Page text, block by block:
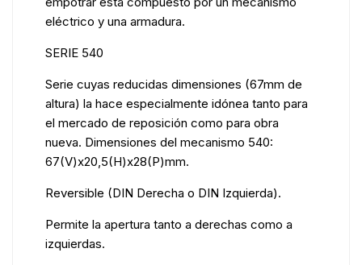
eléctrico y una armadura.
SERIE 540
Serie cuyas reducidas dimensiones (67mm de
altura) la hace especialmente idónea tanto para
el mercado de reposición como para obra
nueva. Dimensiones del mecanismo 540:
67(V)x20,5(H)x28(P)mm.
Reversible (DIN Derecha o DIN Izquierda).
Permite la apertura tanto a derechas como a
izquierdas.